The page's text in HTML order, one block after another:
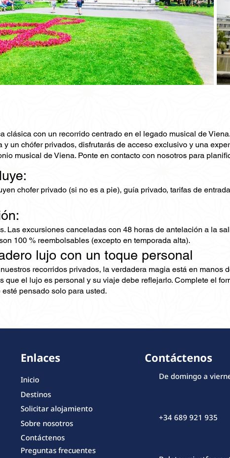
clásica con un recorrido centrado en el legado musical de
y un chófer privados, disfrutarás de acceso exclusivo y una
musical de Viena. Ponte en contacto con nosotros para
chofer privado (si no es a pie), guía privado, tarifas de
Las excursiones canceladas con 48 horas de antelación a la
100 % reembolsables (excepto en temporada alta).
lujo con un toque personal
recorridos privados, la verdadera magia está en
que el lujo es personal y su viaje debe reflejarlo. Complete el
pensado solo para usted.
Enlaces
Inicio
Destinos
Solicitar alojamiento
Sobre nosotros
Contáctenos
Preguntas frecuentes
Contáctenos
De domingo a
+34 689 921 935